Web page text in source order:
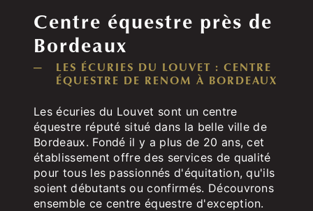
Centre équestre près de
Bordeaux
LES ÉCURIES DU LOUVET : CENTRE
ÉQUESTRE DE RENOM À BORDEAUX
Les écuries du Louvet sont un centre
équestre réputé situé dans la belle ville de
Bordeaux. Fondé il y a plus de 20 ans, cet
établissement offre des services de qualité
pour tous les passionnés d'équitation, qu'ils
soient débutants ou confirmés. Découvrons
ensemble ce centre équestre d'exception.